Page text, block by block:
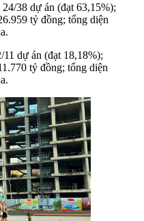
38 dự án (đạt 63,15%);
tỷ đồng; tổng diện
dự án (đạt 18,18%);
tỷ đồng; tổng diện